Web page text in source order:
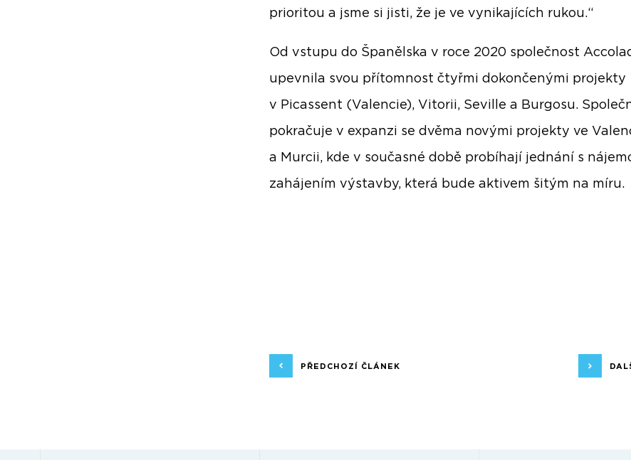
prioritou a jsme si jisti, že je ve vynikajících rukou.“
Od vstupu do Španělska v roce 2020 společnost
upevnila svou přítomnost čtyřmi dokončenými projekty
v Picassent (Valencie), Vitorii, Seville a Burgosu.
pokračuje v expanzi se dvěma novými projekty ve
a Murcii, kde v současné době probíhají jednání s
zahájením výstavby, která bude aktivem šitým na míru.
PŘEDCHOZÍ ČLÁNEK